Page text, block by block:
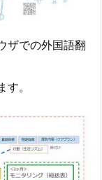
ザでの外国語翻
。